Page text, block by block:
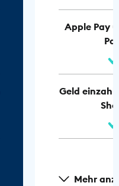
Apple Pay
Geld
Mehr